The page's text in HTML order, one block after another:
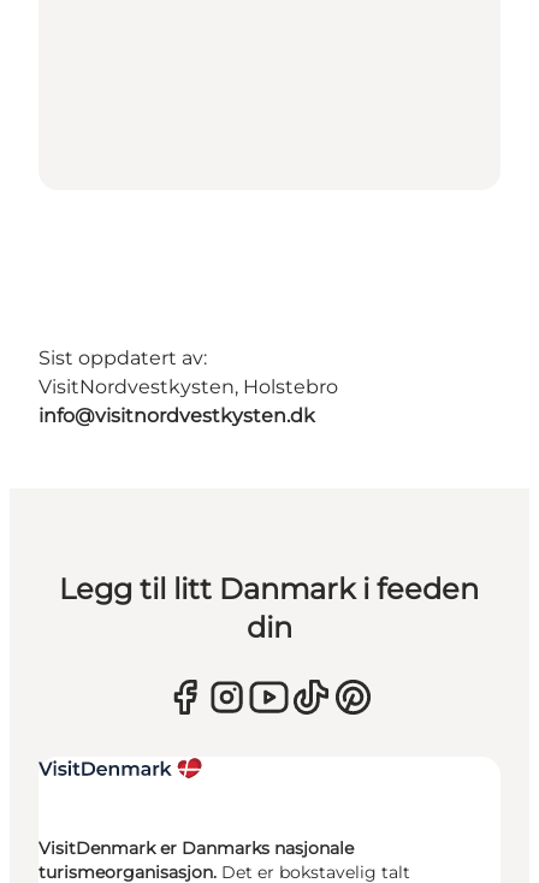
Sist oppdatert av:
VisitNordvestkysten, Holstebro
info@visitnordvestkysten.dk
Legg til litt Danmark i feeden
din
VisitDenmark er Danmarks nasjonale
turismeorganisasjon. Det er bokstavelig talt